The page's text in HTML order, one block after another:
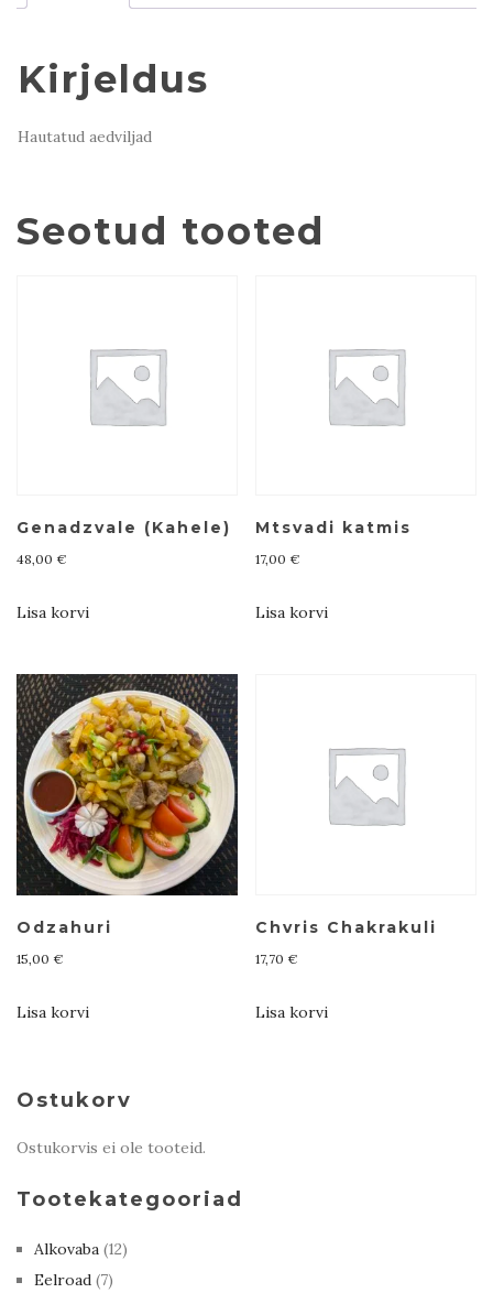
Kirjeldus
Hautatud aedviljad
Seotud tooted
Genadzvale (Kahele)
48,00 €
Lisa korvi
Mtsvadi katmis
17,00 €
Lisa korvi
Odzahuri
15,00 €
Lisa korvi
Chvris Chakrakuli
17,70 €
Lisa korvi
Ostukorv
Ostukorvis ei ole tooteid.
Tootekategooriad
Alkovaba (12)
Eelroad (7)